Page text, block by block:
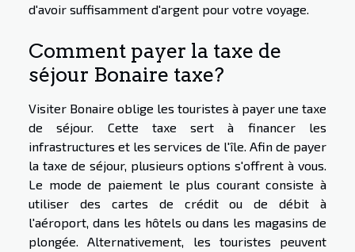
d'avoir suffisamment d'argent pour votre voyage.
Comment payer la taxe de
séjour Bonaire taxe?
Visiter Bonaire oblige les touristes à payer une taxe
de séjour. Cette taxe sert à financer les
infrastructures et les services de l'île. Afin de payer
la taxe de séjour, plusieurs options s'offrent à vous.
Le mode de paiement le plus courant consiste à
utiliser des cartes de crédit ou de débit à
l'aéroport, dans les hôtels ou dans les magasins de
plongée. Alternativement, les touristes peuvent